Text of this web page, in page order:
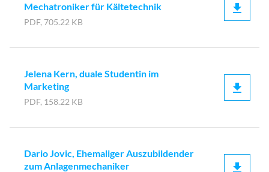
Mechatroniker für Kältetechnik
PDF, 705.22 KB
Jelena Kern, duale Studentin im
Marketing
PDF, 158.22 KB
Dario Jovic, Ehemaliger Auszubildender
zum Anlagenmechaniker